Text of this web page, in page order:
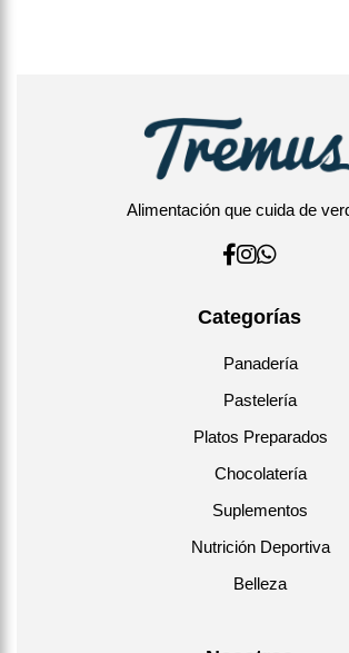
Alimentación que cuida de
Categorías
Panadería
Pastelería
Platos Preparados
Chocolatería
Suplementos
Nutrición Deportiva
Belleza